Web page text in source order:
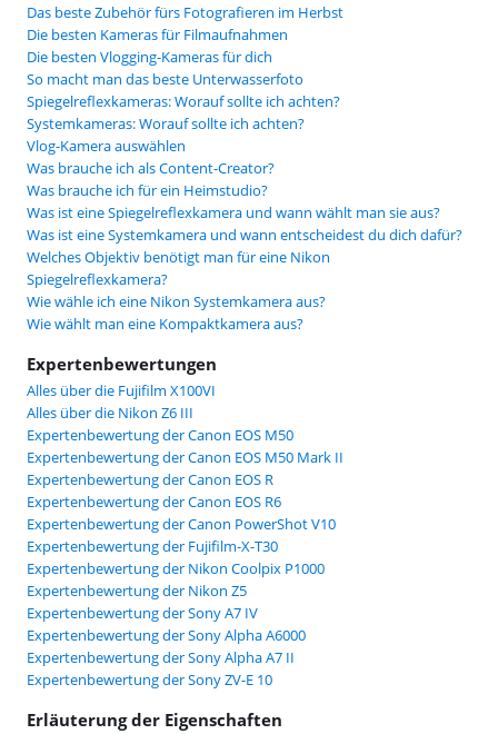
Das beste Zubehör fürs Fotografieren im Herbst
Die besten Kameras für Filmaufnahmen
Die besten Vlogging-Kameras für dich
So macht man das beste Unterwasserfoto
Spiegelreflexkameras: Worauf sollte ich achten?
Systemkameras: Worauf sollte ich achten?
Vlog-Kamera auswählen
Was brauche ich als Content-Creator?
Was brauche ich für ein Heimstudio?
Was ist eine Spiegelreflexkamera und wann wählt man sie aus?
Was ist eine Systemkamera und wann entscheidest du dich dafür?
Welches Objektiv benötigt man für eine Nikon
Spiegelreflexkamera?
Wie wähle ich eine Nikon Systemkamera aus?
Wie wählt man eine Kompaktkamera aus?
Expertenbewertungen
Alles über die Fujifilm X100VI
Alles über die Nikon Z6 III
Expertenbewertung der Canon EOS M50
Expertenbewertung der Canon EOS M50 Mark II
Expertenbewertung der Canon EOS R
Expertenbewertung der Canon EOS R6
Expertenbewertung der Canon PowerShot V10
Expertenbewertung der Fujifilm-X-T30
Expertenbewertung der Nikon Coolpix P1000
Expertenbewertung der Nikon Z5
Expertenbewertung der Sony A7 IV
Expertenbewertung der Sony Alpha A6000
Expertenbewertung der Sony Alpha A7 II
Expertenbewertung der Sony ZV-E 10
Erläuterung der Eigenschaften